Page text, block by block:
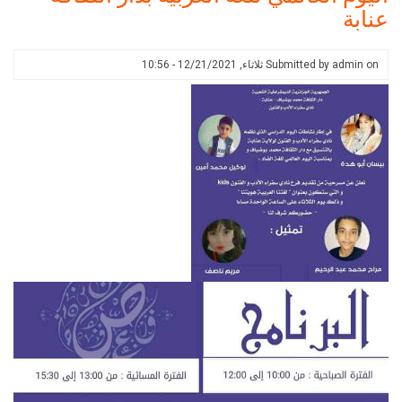
العالمي
بدار
الثقافة
عنابة
عنابة
Submitted by admin on ثلاثاء, 12/21/2021 - 10:56